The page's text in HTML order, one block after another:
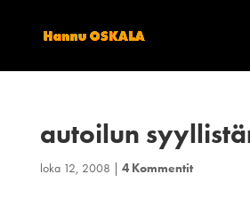
autoilun
loka 12, 2008 | 4 Kommentit